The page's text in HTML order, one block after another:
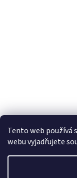
Tento web používá
webu vyjadřujete